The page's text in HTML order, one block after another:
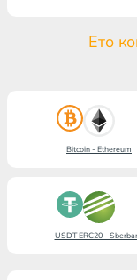
Ето
Bitcoin - Ethereum
USDT ERC20 -